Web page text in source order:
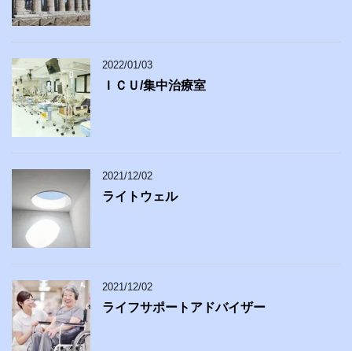
2022/01/03
ＩＣＵ/集中治療室
2021/12/02
ライトウェル
2021/12/02
ライフサポートアドバイザー